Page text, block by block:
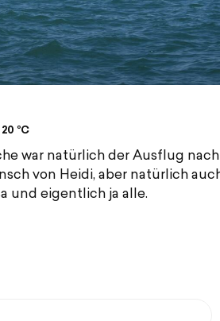
°C
war natürlich der Ausflug nach
von Heidi, aber natürlich
und eigentlich ja alle.